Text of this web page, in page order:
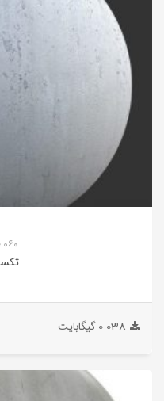
0.038 گیگابایت